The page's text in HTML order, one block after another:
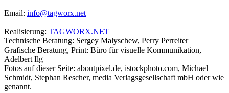
Email: info@tagworx.net
Realisierung: TAGWORX.NET
Technische Beratung: Sergey Malyschew, Perry Perreiter
Grafische Beratung, Print: Büro für visuelle Kommunikation,
Adelbert Ilg
Fotos auf dieser Seite: aboutpixel.de, istockphoto.com, Michael
Schmidt, Stephan Rescher, media Verlagsgesellschaft mbH oder wie
genannt.